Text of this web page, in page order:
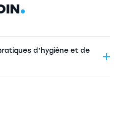
IN
d’hygiène et de